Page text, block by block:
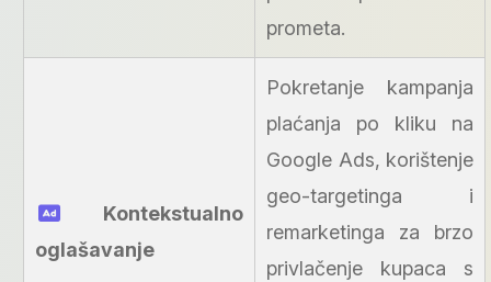
prometa.
Kontekstualno
oglašavanje
Pokretanje kampanja
plaćanja po kliku na
Google Ads, korištenje
geo-targetinga i
remarketinga za brzo
privlačenje kupaca s